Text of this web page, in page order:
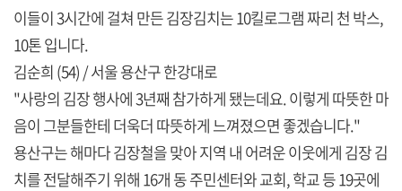
이들이 3시간에 걸쳐 만든 김장김치는 10킬로그램 짜리 천 박스,
10톤 입니다.
김순희 (54) / 서울 용산구 한강대로
"사랑의 김장 행사에 3년째 참가하게 됐는데요. 이렇게 따뜻한 마
음이 그분들한테 더욱더 따뜻하게 느껴졌으면 좋겠습니다."
용산구는 해마다 김장철을 맞아 지역 내 어려운 이웃에게 김장 김
치를 전달해주기 위해 16개 동 주민센터와 교회, 학교 등 19곳에